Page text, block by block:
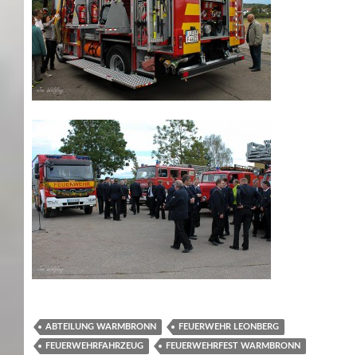
ABTEILUNG WARMBRONN FEUERWEHR LEONBERG
FEUERWEHRFAHRZEUG FEUERWEHRFEST WARMBRONN